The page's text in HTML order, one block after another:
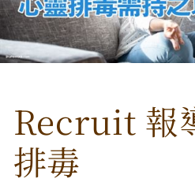
Recruit 報
排毒